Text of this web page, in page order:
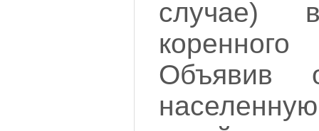
случае)
Объявив